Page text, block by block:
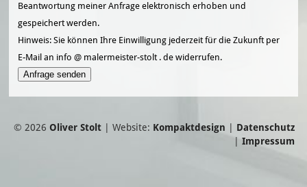
Beantwortung meiner Anfrage elektronisch erhoben und
gespeichert werden.
Hinweis: Sie können Ihre Einwilligung jederzeit für die Zukunft per
E-Mail an info @ malermeister-stolt . de widerrufen.
Please leave this field empty.
© 2026 Oliver Stolt| Website: Kompaktdesign
Datenschutz
Impressum